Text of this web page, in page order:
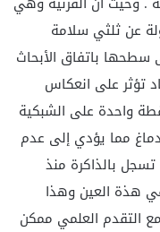
عن ثلثي سلامة
سطحها باتفاق الأبحاث
تؤثر على انعكاس
واحدة على الشبكية
مما يؤدي إلى عدم
تسجل بالذاكرة منذ
هذة العين وهذا
التقدم العلمي ممكن